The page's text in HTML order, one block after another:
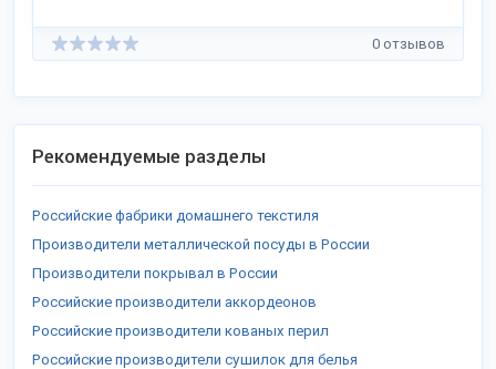
0 отзывов
Рекомендуемые разделы
Российские фабрики домашнего текстиля
Производители металлической посуды в России
Производители покрывал в России
Российские производители аккордеонов
Российские производители кованых перил
Российские производители сушилок для белья